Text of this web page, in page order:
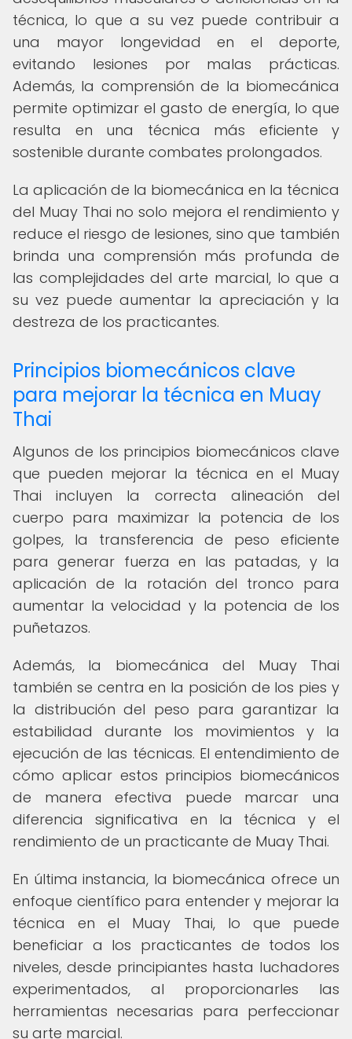
técnica, lo que a su vez puede contribuir a
una mayor longevidad en el deporte,
evitando lesiones por malas prácticas.
Además, la comprensión de la biomecánica
permite optimizar el gasto de energía, lo que
resulta en una técnica más eficiente y
sostenible durante combates prolongados.
La aplicación de la biomecánica en la técnica
del Muay Thai no solo mejora el rendimiento y
reduce el riesgo de lesiones, sino que también
brinda una comprensión más profunda de
las complejidades del arte marcial, lo que a
su vez puede aumentar la apreciación y la
destreza de los practicantes.
Principios biomecánicos clave
para mejorar la técnica en Muay
Thai
Algunos de los principios biomecánicos clave
que pueden mejorar la técnica en el Muay
Thai incluyen la correcta alineación del
cuerpo para maximizar la potencia de los
golpes, la transferencia de peso eficiente
para generar fuerza en las patadas, y la
aplicación de la rotación del tronco para
aumentar la velocidad y la potencia de los
puñetazos.
Además, la biomecánica del Muay Thai
también se centra en la posición de los pies y
la distribución del peso para garantizar la
estabilidad durante los movimientos y la
ejecución de las técnicas. El entendimiento de
cómo aplicar estos principios biomecánicos
de manera efectiva puede marcar una
diferencia significativa en la técnica y el
rendimiento de un practicante de Muay Thai.
En última instancia, la biomecánica ofrece un
enfoque científico para entender y mejorar la
técnica en el Muay Thai, lo que puede
beneficiar a los practicantes de todos los
niveles, desde principiantes hasta luchadores
experimentados, al proporcionarles las
herramientas necesarias para perfeccionar
su arte marcial.